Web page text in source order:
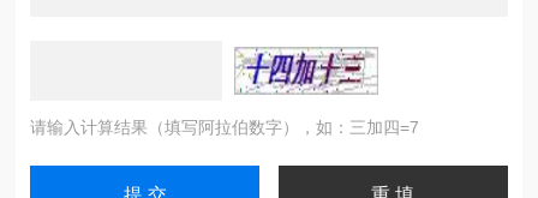
请输入计算结果（填写阿拉伯数字），如：三加四=7